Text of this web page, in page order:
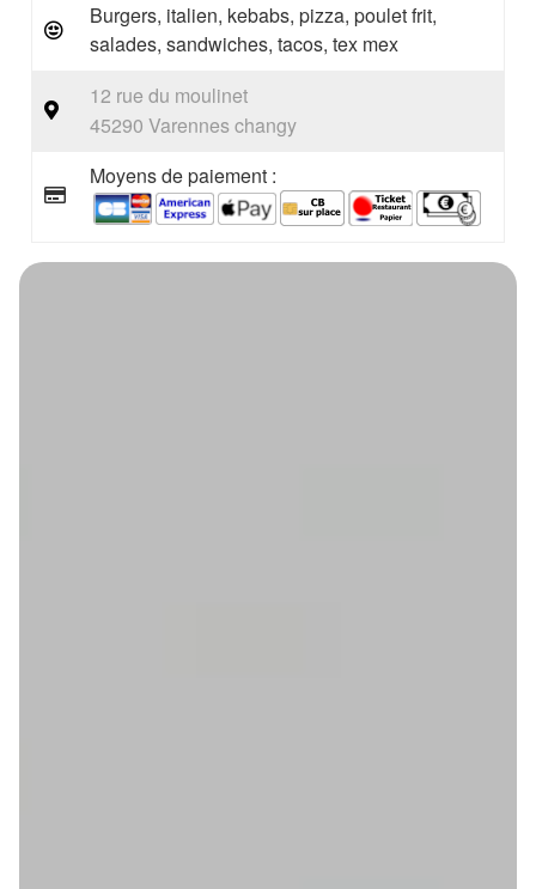
Burgers, italien, kebabs, pizza, poulet frit,
salades, sandwiches, tacos, tex mex
12 rue du moulinet
45290 Varennes changy
Moyens de paiement :